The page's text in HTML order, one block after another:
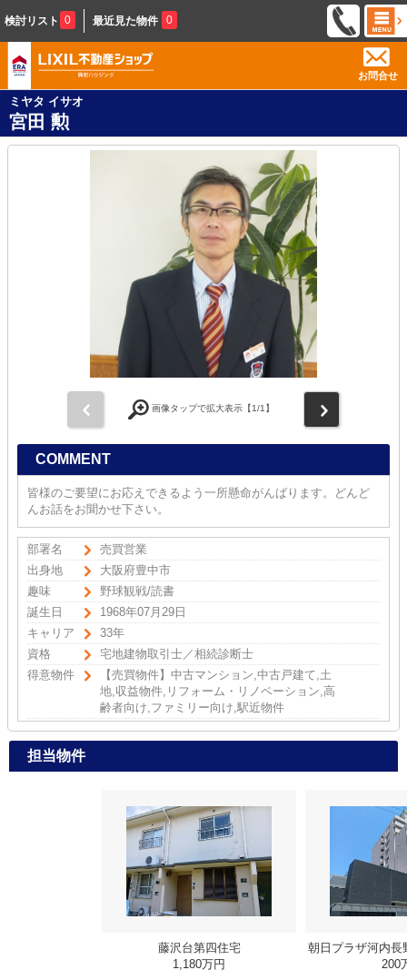
検討リスト 0 最近見た物件 0
お問合せ
ミヤタ イサオ
宮田 勲
画像タップで拡大表示【1/1】
COMMENT
皆様のご要望にお応えできるよう一所懸命がんばります。どんど
んお話をお聞かせ下さい。
部署名
売買営業
出身地
大阪府豊中市
趣味
野球観戦/読書
誕生日
1968年07月29日
キャリア
33年
資格
宅地建物取引士／相続診断士
得意物件
【売買物件】中古マンション,中古戸建て,土
地,収益物件,リフォーム・リノベーション,高
齢者向け,ファミリー向け,駅近物件
担当物件
藤沢台第四住宅
1,180万円
朝日プラザ河内長
200